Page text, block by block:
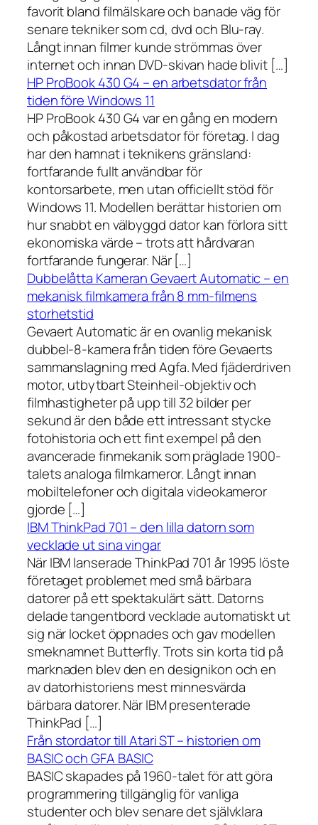
favorit bland filmälskare och banade väg för
senare tekniker som cd, dvd och Blu-ray.
Långt innan filmer kunde strömmas över
internet och innan DVD-skivan hade blivit […]
HP ProBook 430 G4 – en arbetsdator från
tiden före Windows 11
HP ProBook 430 G4 var en gång en modern
och påkostad arbetsdator för företag. I dag
har den hamnat i teknikens gränsland:
fortfarande fullt användbar för
kontorsarbete, men utan officiellt stöd för
Windows 11. Modellen berättar historien om
hur snabbt en välbyggd dator kan förlora sitt
ekonomiska värde – trots att hårdvaran
fortfarande fungerar. När […]
Dubbelåtta Kameran Gevaert Automatic – en
mekanisk filmkamera från 8 mm-filmens
storhetstid
Gevaert Automatic är en ovanlig mekanisk
dubbel-8-kamera från tiden före Gevaerts
sammanslagning med Agfa. Med fjäderdriven
motor, utbytbart Steinheil-objektiv och
filmhastigheter på upp till 32 bilder per
sekund är den både ett intressant stycke
fotohistoria och ett fint exempel på den
avancerade finmekanik som präglade 1900-
talets analoga filmkameror. Långt innan
mobiltelefoner och digitala videokameror
gjorde […]
IBM ThinkPad 701 – den lilla datorn som
vecklade ut sina vingar
När IBM lanserade ThinkPad 701 år 1995 löste
företaget problemet med små bärbara
datorer på ett spektakulärt sätt. Datorns
delade tangentbord vecklade automatiskt ut
sig när locket öppnades och gav modellen
smeknamnet Butterfly. Trots sin korta tid på
marknaden blev den en designikon och en
av datorhistoriens mest minnesvärda
bärbara datorer. När IBM presenterade
ThinkPad […]
Från stordator till Atari ST – historien om
BASIC och GFA BASIC
BASIC skapades på 1960-talet för att göra
programmering tillgänglig för vanliga
studenter och blev senare det självklara